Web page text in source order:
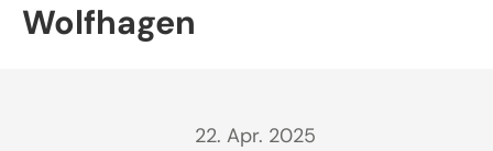
Wolfhagen
22. Apr. 2025